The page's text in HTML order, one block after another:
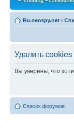
Ru.neospy.net ‹
Удалить
Вы уверены, что
Список форумов